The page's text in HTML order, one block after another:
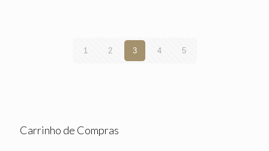
1 2 3 4 5
Carrinho de Compras